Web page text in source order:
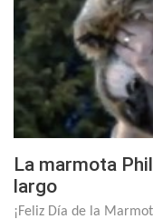
La marmota
largo
¡Feliz Día de la